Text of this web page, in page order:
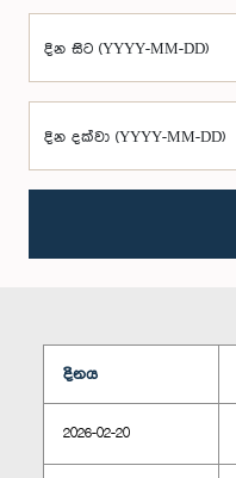
දින සිට (YYYY-MM-DD)
දින දක්වා (YYYY-MM-DD)
දිනය
2026-02-20